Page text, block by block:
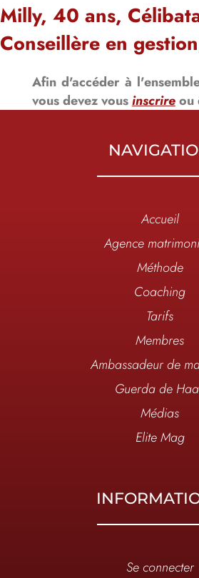
Milly, 40 ans,
Conseillère en
Afin d'accéder à
vous devez vousinscrireou
Accueil
Agence
Méthode
Coaching
Tarifs
Membres
Ambassadeur de
Guerda de
Médias
Elite Mag
Se connecter